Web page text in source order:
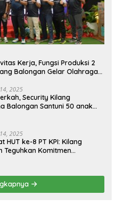
Kerja, Fungsi Produksi 2
Balongan Gelar Olahraga
2025
Security Kilang
Balongan Santuni 50 anak
2025
HUT ke-8 PT KPI: Kilang
Teguhkan Komitmen